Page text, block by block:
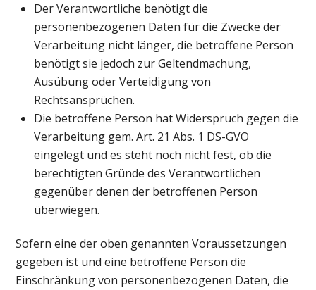
Der Verantwortliche benötigt die
personenbezogenen Daten für die Zwecke der
Verarbeitung nicht länger, die betroffene Person
benötigt sie jedoch zur Geltendmachung,
Ausübung oder Verteidigung von
Rechtsansprüchen.
Die betroffene Person hat Widerspruch gegen die
Verarbeitung gem. Art. 21 Abs. 1 DS-GVO
eingelegt und es steht noch nicht fest, ob die
berechtigten Gründe des Verantwortlichen
gegenüber denen der betroffenen Person
überwiegen.
Sofern eine der oben genannten Voraussetzungen
gegeben ist und eine betroffene Person die
Einschränkung von personenbezogenen Daten, die